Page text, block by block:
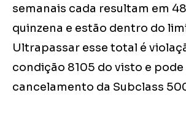
semanais cada resultam em
quinzena e estão dentro do
Ultrapassar esse total é
condição 8105 do visto e
cancelamento da Subclass